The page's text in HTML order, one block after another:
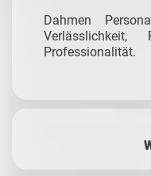
Dahmen
Professionalität.